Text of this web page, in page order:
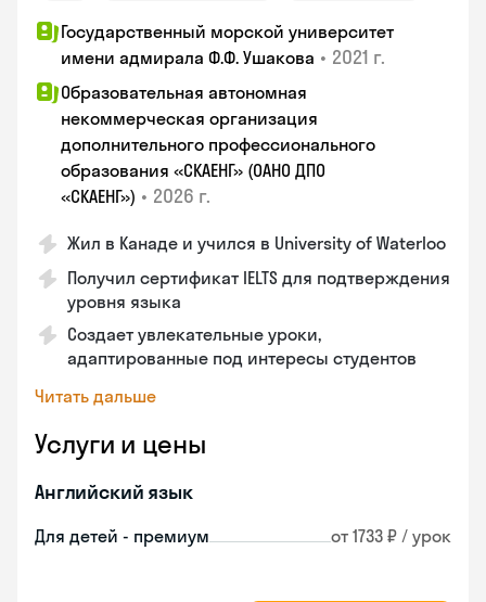
Государственный морской университет
имени адмирала Ф.Ф. Ушакова • 2021 г.
Образовательная автономная
некоммерческая организация
дополнительного профессионального
образования «СКАЕНГ» (ОАНО ДПО
«СКАЕНГ») • 2026 г.
Жил в Канаде и учился в University of Waterloo
Получил сертификат IELTS для подтверждения
уровня языка
Создает увлекательные уроки,
адаптированные под интересы студентов
Читать дальше
Услуги и цены
Английский язык
Для детей - премиум от 1733 ₽ / урок